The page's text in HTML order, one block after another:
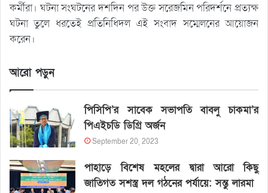
কর্মীরা। ঘটনা সংঘটনের দশদিন পর উক্ত সরেজমিন পরিদর্শনে প্রত্যক্ষ
ঘটনা তুলে ধরতেই প্রতিনিধিদল এই সংবাদ সম্মেলনের আয়োজন
করেন।
আরো পড়ুন
পিসিপি’র সাবেক সভাপতি বাবলু চাকমা’র
পিএইচডি ডিগ্রি অর্জন
September 20, 2023
পাহাড়ে বিশেষ মহলের দ্বারা আরো কিছু
জাতিগত সশস্ত্র দল গঠনের পর্যায়ে: সন্তু লারমা